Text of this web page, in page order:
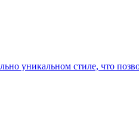
уникальном стиле, что